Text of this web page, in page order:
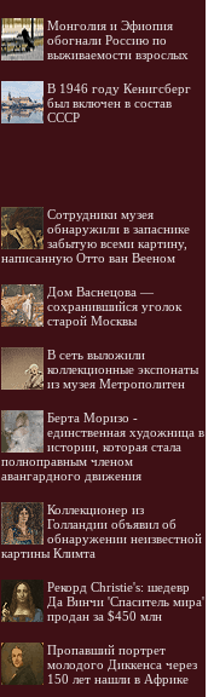
Монголия и Эфиопия
обогнали Россию по
выживаемости взрослых
В 1946 году Кенигсберг
был включен в состав
СССР
Cотрудники музея
обнаружили в запаснике
забытую всеми картину,
написанную Отто ван Вееном
Дом Васнецова —
сохранившийся уголок
старой Москвы
В сеть выложили
коллекционные экспонаты
из музея Метрополитен
Берта Моризо -
единственная художница в
истории, которая стала
полноправным членом
авангардного движения
Коллекционер из
Голландии объявил об
обнаружении неизвестной
картины Климта
Рекорд Christie's: шедевр
Да Винчи 'Спаситель мира'
продан за $450 млн
Пропавший портрет
молодого Диккенса через
150 лет нашли в Африке